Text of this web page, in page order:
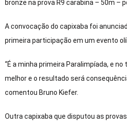
bronze na prova R9 carabina – 50m –
A convocação do capixaba foi
primeira participação em um evento
“É a minha primeira Paralimpíada, e
melhor e o resultado será
comentou Bruno Kiefer.
Outra capixaba que disputou as